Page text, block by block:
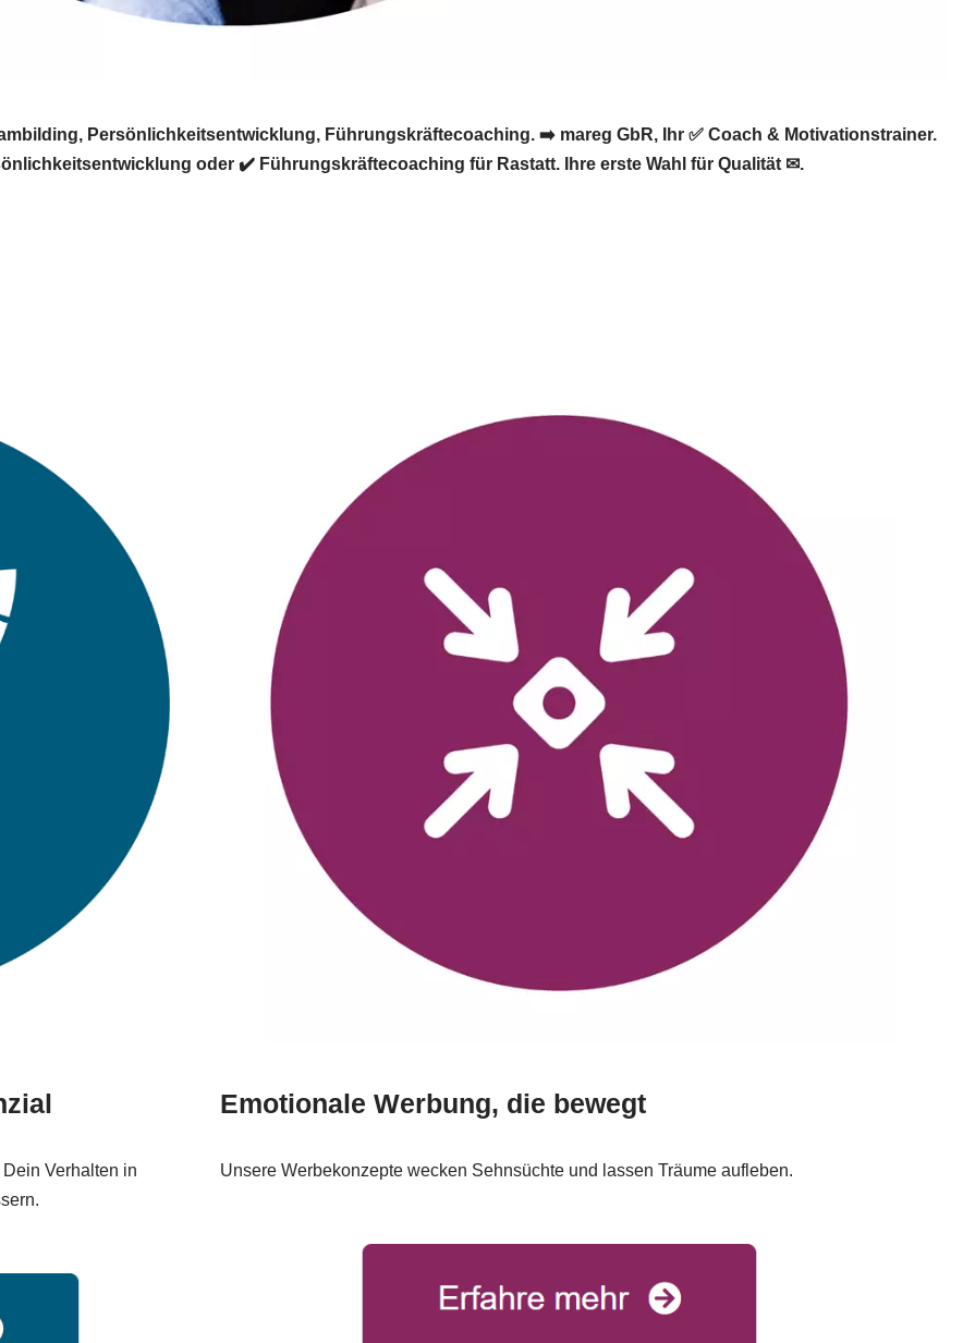
Persönlichkeitsentwicklung, Führungskräftecoaching. ➡️ mareg GbR, Ihr ✅ Coach & Motivationstrainer.
oder ✔️ Führungskräftecoaching für Rastatt. Ihre erste Wahl für Qualität ✉.
Verhalten in
Emotionale Werbung, die bewegt
Unsere Werbekonzepte wecken Sehnsüchte und lassen Träume aufleben.